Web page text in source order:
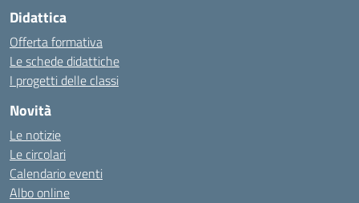
Didattica
Offerta formativa
Le schede didattiche
I progetti delle classi
Novità
Le notizie
Le circolari
Calendario eventi
Albo online